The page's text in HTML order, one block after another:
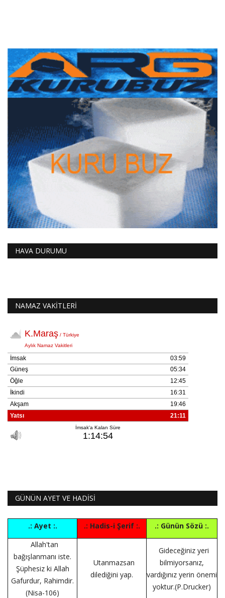
HAVA DURUMU
NAMAZ VAKİTLERİ
GÜNÜN AYET VE HADİSİ
.: Ayet :. .: Hadis-i Şerif :.
.: Günün Sözü :.
Allah'tan
bağışlanmanı iste.
Şüphesiz ki Allah
Gafurdur, Rahimdir.
(Nisa-106)
Utanmazsan
dilediğini yap.
Gideceğiniz yeri
bilmiyorsanız,
vardığınız yerin önemi
yoktur.(P.Drucker)